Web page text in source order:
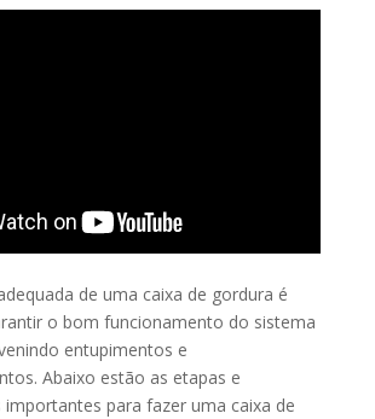
de uma caixa de gordura é
o bom funcionamento do sistema
entupimentos e
Abaixo estão as etapas e
importantes para fazer uma caixa de